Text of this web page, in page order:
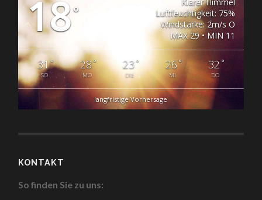
18°
Luftfeuchtigkeit: 75%
Windstärke: 2m/s O
MAX 29 • MIN 11
31°
SO
28°
MO
23°
DIE
26°
MI
32 °
DO
langfristige Vorhersage
KONTAKT
So finden Sie zu uns: